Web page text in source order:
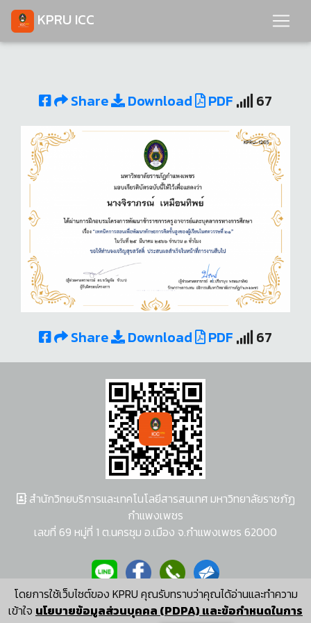
KPRU ICC
Share Download PDF 67
Share Download PDF 67
โดยการใช้เว็บไซต์ของ KPRU คุณรับทราบว่าคุณได้อ่านและทำความ
เข้าใจ นโยบายข้อมูลส่วนบุคคล (PDPA) และข้อกำหนดในการ
สำนักวิทยบริการและเทคโนโลยีสารสนเทศ มหาวิทยาลัยราชภัฏ
กำแพงเพชร
เลขที่ 69 หมู่ที่ 1 ต.นครชุม อ.เมือง จ.กำแพงเพชร 62000
ผู้พัฒนาระบบ อนุชา พวงผกา